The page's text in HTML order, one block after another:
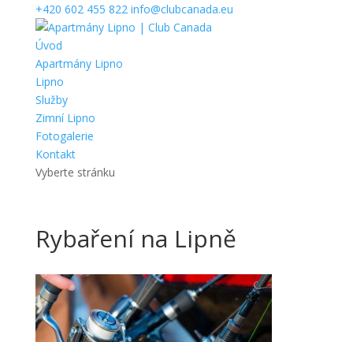
+420 602 455 822 info@clubcanada.eu
Úvod
Apartmány Lipno
Lipno
Služby
Zimní Lipno
Fotogalerie
Kontakt
Vyberte stránku
Rybaření na Lipně